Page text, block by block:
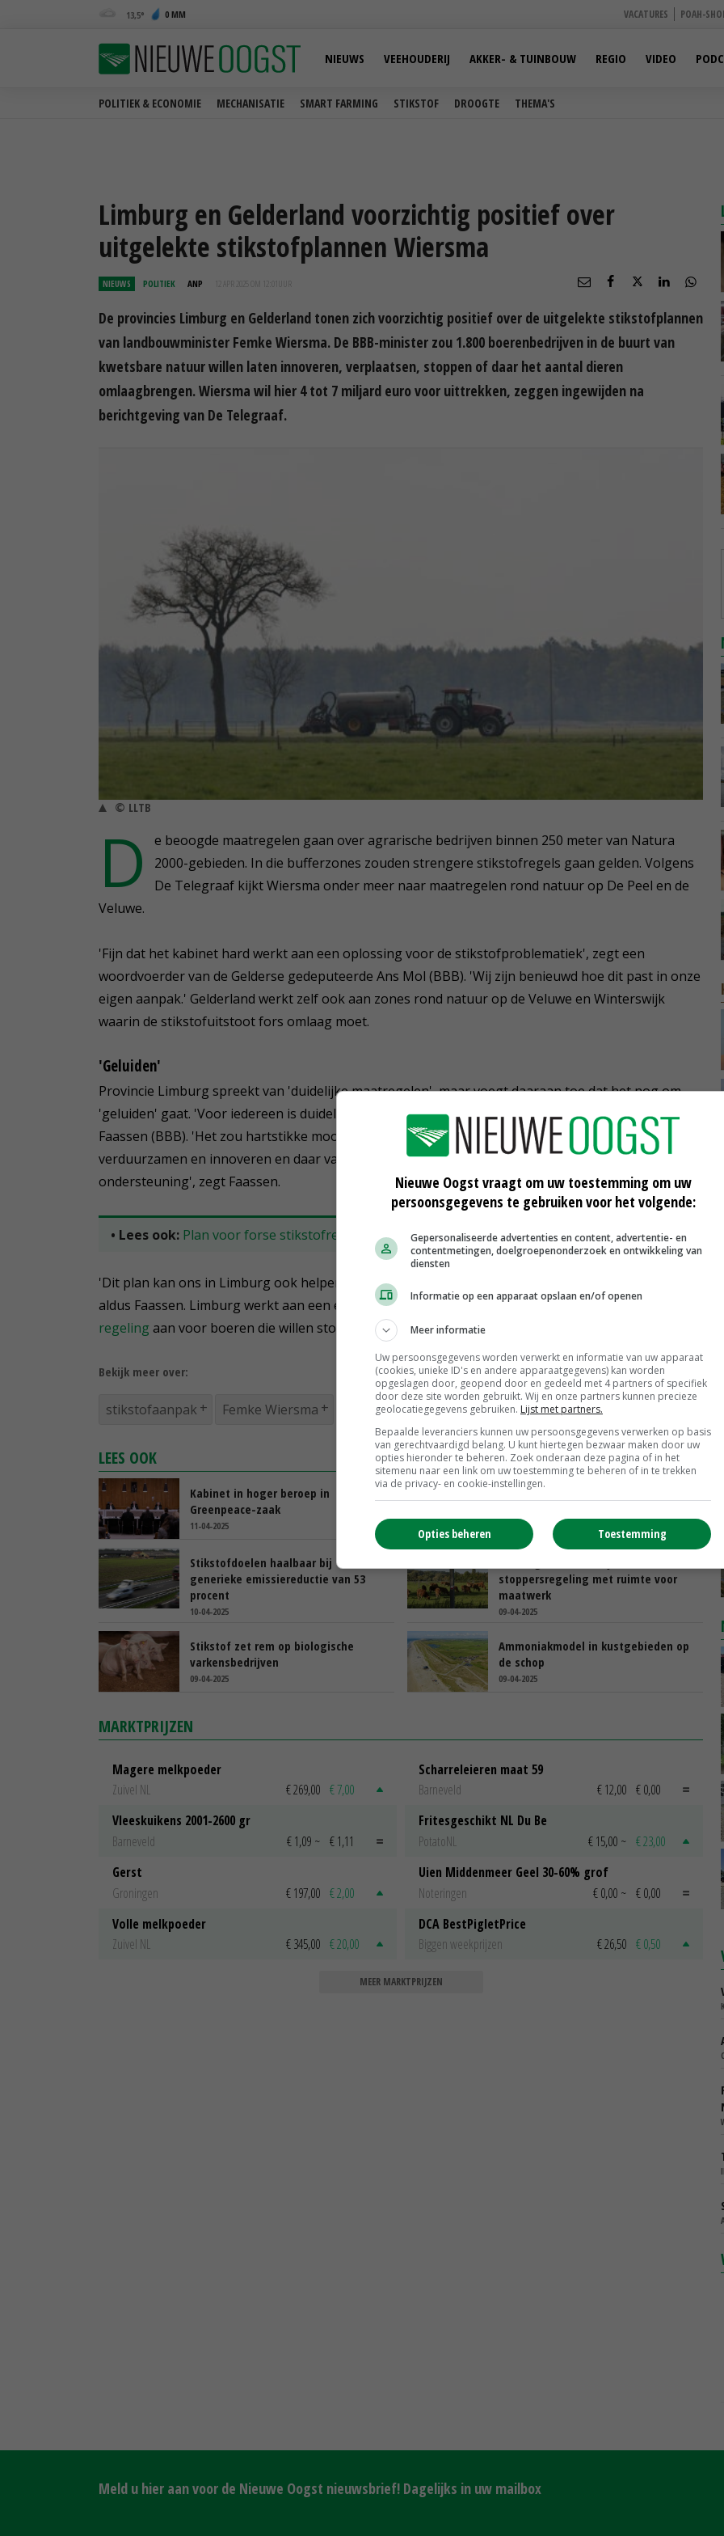
13,5 0 MM VACATURES POAH-
POLITIEK & ECONOMIE MECHANISATIE SMART FARMING STIKSTOF DROOGTE THEMA'S
NIEUWS VEEHOUDERIJ AKKER- & TUINBOUW REGIO VIDEO
Limburg en Gelderland voorzichtig positief over
uitgelekte stikstofplannen Wiersma
NIEUWS POLITIEK ANP 12 APR 2025 OM 12:01
De provincies Limburg en Gelderland tonen zich voorzichtig positief over de uitgelekte stikstofplannen
van landbouwminister Femke Wiersma. De BBB-minister zou 1.800 boerenbedrijven in de buurt van
kwetsbare natuur willen laten innoveren, verplaatsen, stoppen of daar het aantal dieren
omlaagbrengen. Wiersma wil hier 4 tot 7 miljard euro voor uittrekken, zeggen ingewijden na
berichtgeving van De Telegraaf.
© LLTB
D
e beoogde maatregelen gaan over agrarische bedrijven binnen 250 meter van Natura
2000-gebieden. In die bufferzones zouden strengere stikstofregels gaan gelden. Volgens
De Telegraaf kijkt Wiersma onder meer naar maatregelen rond natuur op De Peel en de
Veluwe.
'Fijn dat het kabinet hard werkt aan een oplossing voor de stikstofproblematiek', zegt een
woordvoerder van de Gelderse gedeputeerde Ans Mol (BBB). 'Wij zijn benieuwd hoe dit past in onze
eigen aanpak.' Gelderland werkt zelf ook aan zones rond natuur op de Veluwe en Winterswijk
waarin de stikstofuitstoot fors omlaag moet.
'Geluiden'
Provincie Limburg spreekt van 'duidelijke maatregelen', maar voegt daaraan toe dat het nog om
'geluiden' gaat. 'Voor iedereen is duidelijk dat er iets moet gebeuren', stelt gedeputeerde Léon
Faassen (BBB). 'Het zou hartstikke mooi zijn wanneer boeren nog meer kansen krijgen om te
verduurzamen en innoveren en daar vanuit Den Haag hulp bij krijgen met middelen en
ondersteuning', zegt Faassen.
• Lees ook: Plan voor forse stikstofreductie in zones rond kwetsbare natuur
'Dit plan kan ons in Limburg ook helpen om onze doelen te halen voor de landbouw en natuur',
aldus Faassen. Limburg werkt aan een eigen stikstofaanpak en kondigde onlangs eennieuwe
regeling aan voor boeren die willen stoppen met hun bedrijf.
Bekijk meer over:
stikstofaanpak Femke Wiersma Limburg Gelderland
LEES OOK
Kabinet in hoger beroep in
Greenpeace-zaak
11-04-2025
Plan voor forse stikstofreductie in
11-04-2025
Stikstofdoelen haalbaar bij
generieke emissiereductie van 53
procent
10-04-2025
stoppersregeling met ruimte voor
maatwerk
09-04-2025
Stikstof zet rem op biologische
varkensbedrijven
09-04-2025
Ammoniakmodel in kustgebieden op
de schop
09-04-2025
MARKTPRIJZEN
Magere melkpoeder
Zuivel NL
€ 269,00 € 7,00
Vleeskuikens 2001-2600 gr
Barneveld
€ 1,09 ~ € 1,11
Gerst
Groningen
€ 197,00 € 2,00
Volle melkpoeder
Zuivel NL
€ 345,00 € 20,00
Scharreleieren maat 59
Barneveld
€ 12,00 € 0,00
Fritesgeschikt NL Du Be
PotatoNL
€ 15,00 ~ € 23,00
Uien Middenmeer Geel 30-60% grof
Noteringen
€ 0,00 ~ € 0,00
DCA BestPigletPrice
Biggen weekprijzen
€ 26,50 € 0,50
MEER MARKTPRIJZEN
Meld u hier aan voor de Nieuwe Oogst nieuwsbrief! Dagelijks in uw mailbox
Nieuwe Oogst vraagt om uw toestemming om uw
persoonsgegevens te gebruiken voor het volgende:
Gepersonaliseerde advertenties en content, advertentie- en
contentmetingen, doelgroepenonderzoek en ontwikkeling van
diensten
Informatie op een apparaat opslaan en/of openen
Meer informatie
Uw persoonsgegevens worden verwerkt en informatie van uw apparaat
(cookies, unieke ID's en andere apparaatgegevens) kan worden
opgeslagen door, geopend door en gedeeld met 4 partners of specifiek
door deze site worden gebruikt. Wij en onze partners kunnen precieze
geolocatiegegevens gebruiken. Lijst met partners.
Bepaalde leveranciers kunnen uw persoonsgegevens verwerken op basis
van gerechtvaardigd belang. U kunt hiertegen bezwaar maken door uw
opties hieronder te beheren. Zoek onderaan deze pagina of in het
sitemenu naar een link om uw toestemming te beheren of in te trekken
via de privacy- en cookie-instellingen.
Toestemming
Opties beheren